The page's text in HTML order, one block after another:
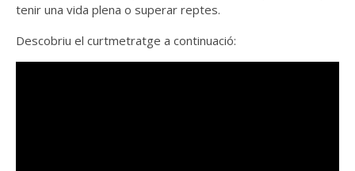
tenir una vida plena o superar reptes.
Descobriu el curtmetratge a continuació: